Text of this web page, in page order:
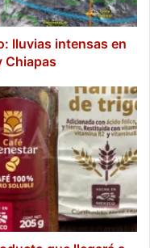
lluvias intensas en
Chiapas